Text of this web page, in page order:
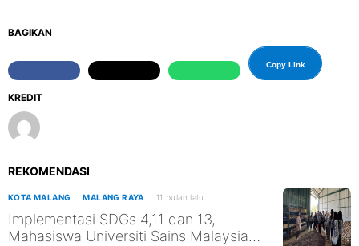
KREDIT
BAGIKAN
Copy Link
REKOMENDASI
KOTA MALANG MALANG RAYA 11 bulan lalu
Implementasi SDGs 4,11 dan 13,
Mahasiswa Universiti Sains Malaysia